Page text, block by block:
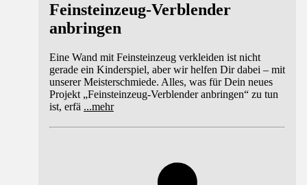
Feinsteinzeug-Verblender
anbringen
Eine Wand mit Feinsteinzeug verkleiden ist nicht
gerade ein Kinderspiel, aber wir helfen Dir dabei – mit
unserer Meisterschmiede. Alles, was für Dein neues
Projekt „Feinsteinzeug-Verblender anbringen“ zu tun
ist, erfä ...mehr